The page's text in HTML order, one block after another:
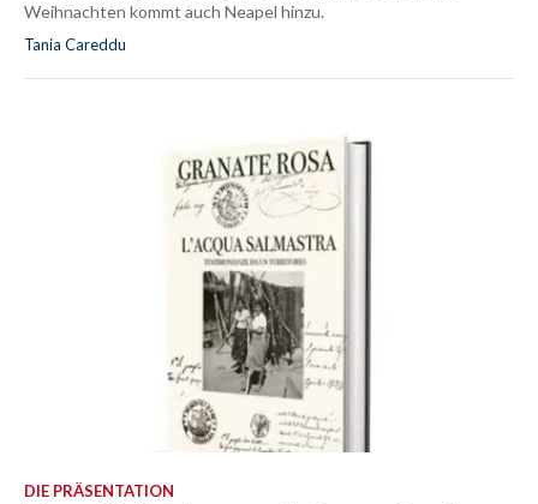
Weihnachten kommt auch Neapel hinzu.
Tania Careddu
DIE PRÄSENTATION